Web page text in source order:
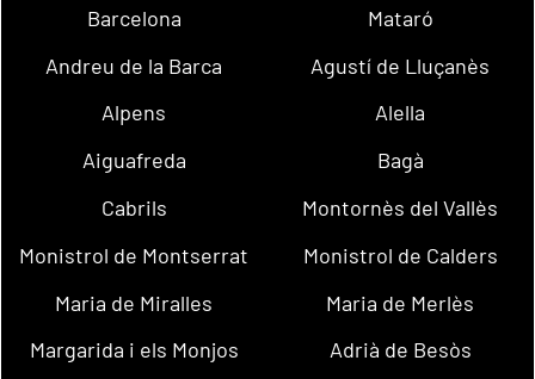
Barcelona
Mataró
Andreu de la Barca
Agustí de Lluçanès
Alpens
Alella
Aiguafreda
Bagà
Cabrils
Montornès del Vallès
Monistrol de Montserrat
Monistrol de Calders
Maria de Miralles
Maria de Merlès
Margarida i els Monjos
Adrià de Besòs